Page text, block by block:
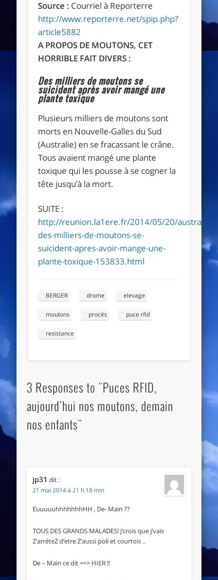
Source : Courriel à Reporterre
http://www.reporterre.net/spip.php?
article5882
A PROPOS DE MOUTONS, CET
HORRIBLE FAIT DIVERS :
Des milliers de moutons se
suicident après avoir mangé une
plante toxique
Plusieurs milliers de moutons sont
morts en Nouvelle-Galles du Sud
(Australie) en se fracassant le crâne.
Tous avaient mangé une plante
toxique qui les pousse à se cogner la
tête jusqu’à la mort.
SUITE :
http://reunion.la1ere.fr/2014/05/20/australie-
des-milliers-de-moutons-se-
suicident-apres-avoir-mange-une-
plante-toxique-153833.html
BERGER drome elevage
moutons procès puce rfid
resistance
3 Responses to "Puces RFID,
aujourd’hui nos moutons, demain
nos enfants"
jp31 dit :
21 mai 2014 à 21 h 18 min
EuuuuuhhhhhhhHH , De- Main ??
TOUS DES GRANDS MALADES! j’crois que j’vais
Z’arréteZ d’etre Z’aussi poli et courtois ..
De – Main ce dit ==> HIER !!